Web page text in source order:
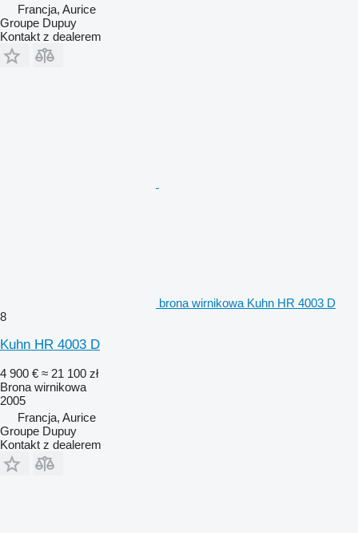
Francja, Aurice
Groupe Dupuy
Kontakt z dealerem
brona wirnikowa Kuhn HR 4003 D
8
Kuhn HR 4003 D
4 900 € ≈ 21 100 zł
Brona wirnikowa
2005
Francja, Aurice
Groupe Dupuy
Kontakt z dealerem